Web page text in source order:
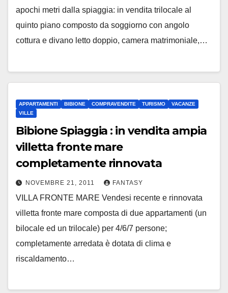
apochi metri dalla spiaggia: in vendita trilocale al
quinto piano composto da soggiorno con angolo
cottura e divano letto doppio, camera matrimoniale,…
APPARTAMENTI BIBIONE COMPRAVENDITE TURISMO
VACANZE
VILLE
Bibione Spiaggia : in vendita ampia
villetta fronte mare
completamente rinnovata
NOVEMBRE 21, 2011 FANTASY
VILLA FRONTE MARE Vendesi recente e rinnovata
villetta fronte mare composta di due appartamenti (un
bilocale ed un trilocale) per 4/6/7 persone;
completamente arredata è dotata di clima e
riscaldamento…